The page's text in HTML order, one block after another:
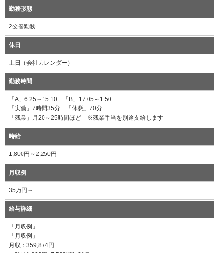
勤務形態
2交替勤務
休日
土日（会社カレンダー）
勤務時間
「A」6:25～15:10 「B」17:05～1:50
「実働」7時間35分 「休憩」70分
「残業」月20～25時間ほど ※残業手当を別途支給します
時給
1,800円～2,250円
月収例
35万円～
給与詳細
「月収例」
「月収例」
月収：359,874円